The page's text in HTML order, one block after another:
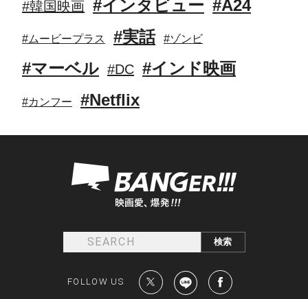
#韓国映画 #インタビュー #A24
#ムービープラス #実話 #ゾンビ
#マーベル #DC #インド映画
#カンフー #Netflix
FOLLOW US